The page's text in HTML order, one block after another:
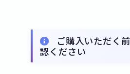
ご購入いただく
認ください